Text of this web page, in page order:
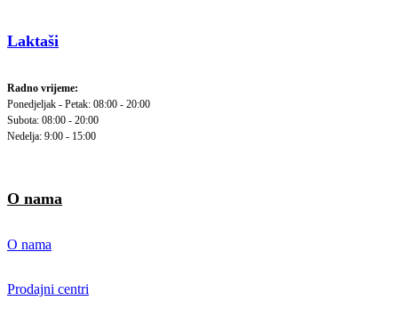
Laktaši
Radno vrijeme:
Ponedjeljak - Petak: 08:00 - 20:00
Subota: 08:00 - 20:00
Nedelja: 9:00 - 15:00
O nama
O nama
Prodajni centri